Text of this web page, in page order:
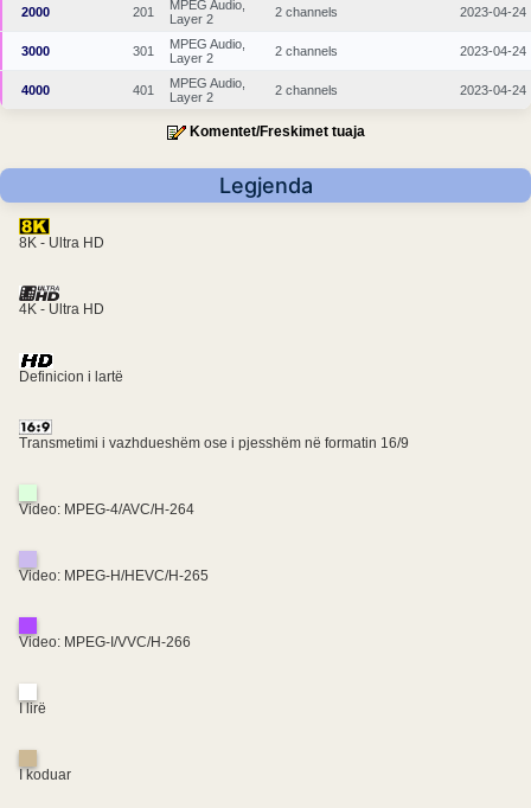
2000 201
MPEG Audio,
Layer 2
2 channels 2023-04-24
3000 301
MPEG Audio,
Layer 2
2 channels 2023-04-24
4000 401
MPEG Audio,
Layer 2
2 channels 2023-04-24
Komentet/Freskimet tuaja
Legjenda
8K - Ultra HD
4K - Ultra HD
Definicion i lartë
Transmetimi i vazhdueshëm ose i pjesshëm në formatin 16/9
Video: MPEG-4/AVC/H-264
Video: MPEG-H/HEVC/H-265
Video: MPEG-I/VVC/H-266
I lirë
I koduar